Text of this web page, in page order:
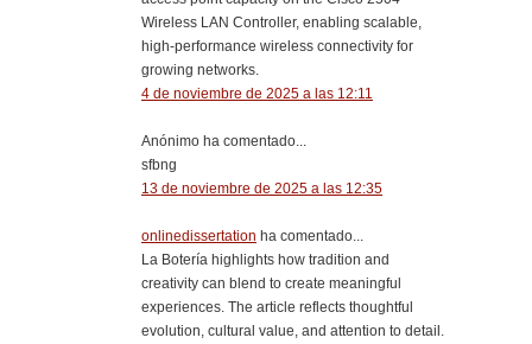
Wireless LAN Controller, enabling scalable,
high-performance wireless connectivity for
growing networks.
4 de noviembre de 2025 a las 12:11
Anónimo ha comentado...
sfbng
13 de noviembre de 2025 a las 12:35
onlinedissertation ha comentado...
La Botería highlights how tradition and
creativity can blend to create meaningful
experiences. The article reflects thoughtful
evolution, cultural value, and attention to detail.